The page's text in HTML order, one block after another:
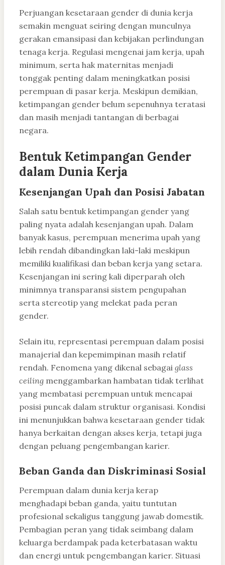
Perjuangan kesetaraan gender di dunia kerja
semakin menguat seiring dengan munculnya
gerakan emansipasi dan kebijakan perlindungan
tenaga kerja. Regulasi mengenai jam kerja, upah
minimum, serta hak maternitas menjadi
tonggak penting dalam meningkatkan posisi
perempuan di pasar kerja. Meskipun demikian,
ketimpangan gender belum sepenuhnya teratasi
dan masih menjadi tantangan di berbagai
negara.
Bentuk Ketimpangan Gender
dalam Dunia Kerja
Kesenjangan Upah dan Posisi Jabatan
Salah satu bentuk ketimpangan gender yang
paling nyata adalah kesenjangan upah. Dalam
banyak kasus, perempuan menerima upah yang
lebih rendah dibandingkan laki-laki meskipun
memiliki kualifikasi dan beban kerja yang setara.
Kesenjangan ini sering kali diperparah oleh
minimnya transparansi sistem pengupahan
serta stereotip yang melekat pada peran
gender.
Selain itu, representasi perempuan dalam posisi
manajerial dan kepemimpinan masih relatif
rendah. Fenomena yang dikenal sebagai glass
ceiling menggambarkan hambatan tidak terlihat
yang membatasi perempuan untuk mencapai
posisi puncak dalam struktur organisasi. Kondisi
ini menunjukkan bahwa kesetaraan gender tidak
hanya berkaitan dengan akses kerja, tetapi juga
dengan peluang pengembangan karier.
Beban Ganda dan Diskriminasi Sosial
Perempuan dalam dunia kerja kerap
menghadapi beban ganda, yaitu tuntutan
profesional sekaligus tanggung jawab domestik.
Pembagian peran yang tidak seimbang dalam
keluarga berdampak pada keterbatasan waktu
dan energi untuk pengembangan karier. Situasi